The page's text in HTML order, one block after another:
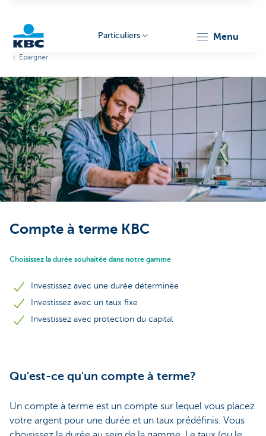
Particuliers menu
Epargner
Compte à terme KBC
Choisissez la durée souhaitée dans notre gamme
Investissez avec une durée déterminée
Investissez avec un taux fixe
Investissez avec protection du capital
Qu'est-ce qu'un compte à terme?
Un compte à terme est un compte sur lequel vous placez
votre argent pour une durée et un taux prédéfinis. Vous